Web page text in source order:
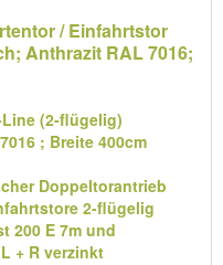
/ Einfahrtstor
Anthrazit RAL 7016;
(2-flügelig)
; Breite 400cm
Doppeltorantrieb
2-flügelig
200 E 7m und
+ R verzinkt